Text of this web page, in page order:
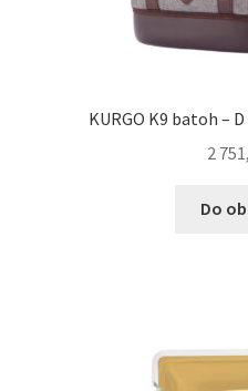
KURGO K9 batoh – D
2
Do